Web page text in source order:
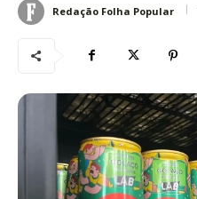
Redação Folha Popular